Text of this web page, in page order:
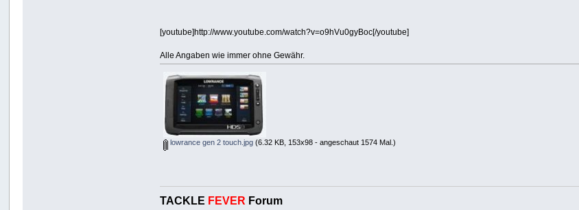
[youtube]http://www.youtube.com/watch?v=o9hVu0gyBoc[/youtube]
Alle Angaben wie immer ohne Gewähr.
lowrance gen 2 touch.jpg (6.32 KB, 153x98 - angeschaut 1574 Mal.)
TACKLE FEVER Forum